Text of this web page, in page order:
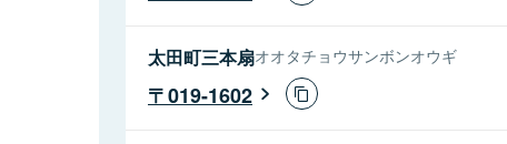
太田町三本扇オオタチョウサンボンオウギ
019-1602